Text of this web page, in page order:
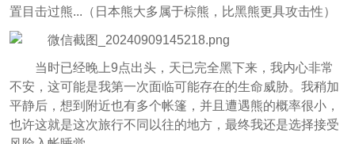
置目击过熊...（日本熊大多属于棕熊，比黑熊更具攻击性）
当时已经晚上9点出头，天已完全黑下来，我内心非常
不安，这可能是我第一次面临可能存在的生命威胁。我稍加
平静后，想到附近也有多个帐篷，并且遭遇熊的概率很小，
也许这就是这次旅行不同以往的地方，最终我还是选择接受